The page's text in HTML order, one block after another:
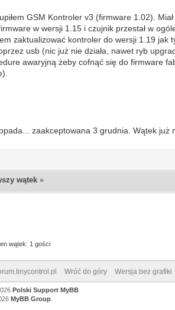
GSM Kontroler v3 (firmware 1.02).
w wersji 1.15 i czujnik przestał w
zaktualizować kontroler do wersji 1.19
usb (nic już nie działa, nawet ryb
awaryjną żeby cofnąć się do firmware
zaakceptowana 3 grudnia. Wątek już
wątek »
wątek: 1 gości
Wróć do góry Wersja bez grafiki
Polski Support MyBB
MyBB Group